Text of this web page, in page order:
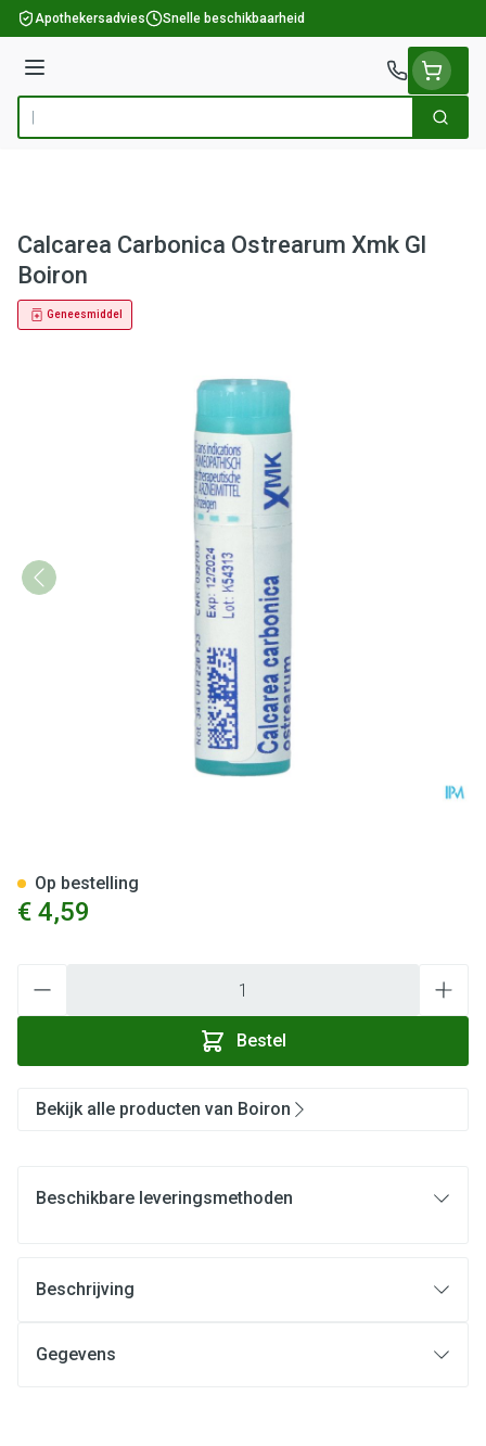
Ga naar de inhoud
Apothekersadvies Snelle beschikbaarheid
Menu
Product, merk, categorie... Zoek
Calcarea Carbonica Ostrearum Xmk Gl
Boiron
Geneesmiddel
€ 4,59
Bestel
Op bestelling
Bekijk alle producten van Boiron
Beschikbare leveringsmethoden
Beschrijving
Gegevens